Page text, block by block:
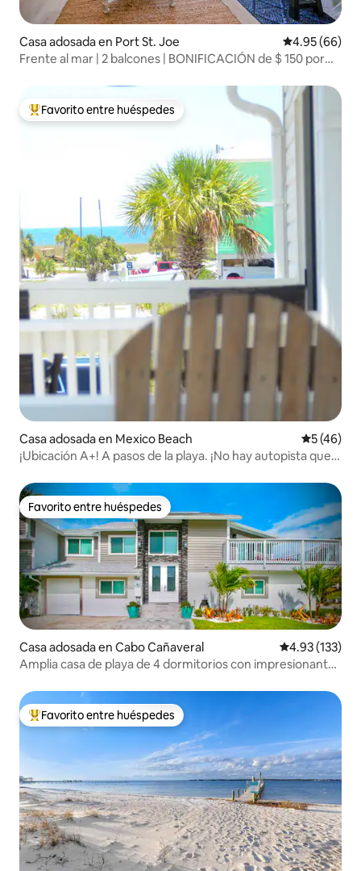
Casa adosada en Port St. Joe Calificación
4.95 (66)
Frente al mar | 2 balcones | BONIFICACIÓN de $ 150 por
Favorito entre huéspedes preferido
Favorito entre huéspedes
Casa adosada en Mexico Beach
5 (46)
¡Ubicación A+! A pasos de la playa. ¡No hay autopista que
Favorito entre huéspedes
Favorito entre huéspedes
Casa adosada en Cabo Cañaveral Calificación
4.93 (133)
Amplia casa de playa de 4 dormitorios con impresionantes
Favorito entre huéspedes preferido
Favorito entre huéspedes